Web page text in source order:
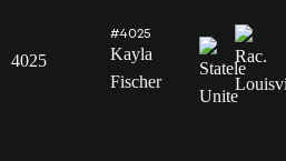
4025
#4025
Kayla
Fischer